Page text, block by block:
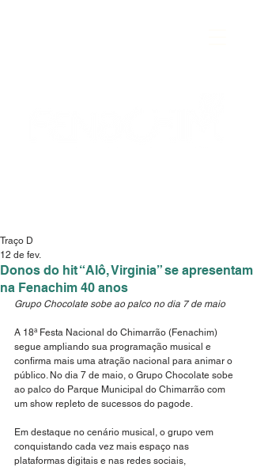
Donos do hit “Alô, Virginia” se apresentam
na Fenachim 40 anos
Traço D
12 de fev.
Grupo Chocolate sobe ao palco no dia 7 de maio
A 18ª Festa Nacional do Chimarrão (Fenachim)
segue ampliando sua programação musical e
confirma mais uma atração nacional para animar o
público. No dia 7 de maio, o Grupo Chocolate sobe
ao palco do Parque Municipal do Chimarrão com
um show repleto de sucessos do pagode.
Em destaque no cenário musical, o grupo vem
conquistando cada vez mais espaço nas
plataformas digitais e nas redes sociais,